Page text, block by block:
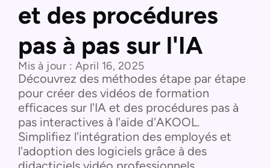
et des procédures
pas à pas sur l'IA
Mis à jour : April 16, 2025
Découvrez des méthodes étape par étape
pour créer des vidéos de formation
efficaces sur l'IA et des procédures pas à
pas interactives à l'aide d'AKOOL.
Simplifiez l'intégration des employés et
l'adoption des logiciels grâce à des